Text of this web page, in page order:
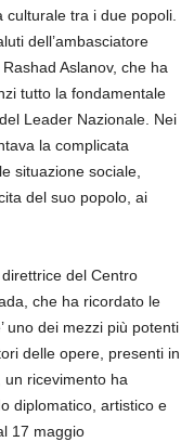
culturale tra i due popoli.
dell’ambasciatore
Aslanov, che ha
tutto la fondamentale
Leader Nazionale. Nei
la complicata
situazione sociale,
del suo popolo, ai
del Centro
che ha ricordato le
uno dei mezzi più potenti
delle opere, presenti in
un ricevimento ha
diplomatico, artistico e
17 maggio